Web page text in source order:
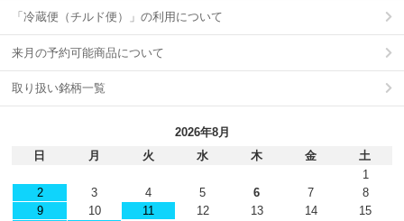
「冷蔵便（チルド便）」の利用について
来月の予約可能商品について
取り扱い銘柄一覧
2026年8月
日
月 火 水 木 金
土
1
2
3 4 5 6 7
8
9
10 11 12 13 14
15